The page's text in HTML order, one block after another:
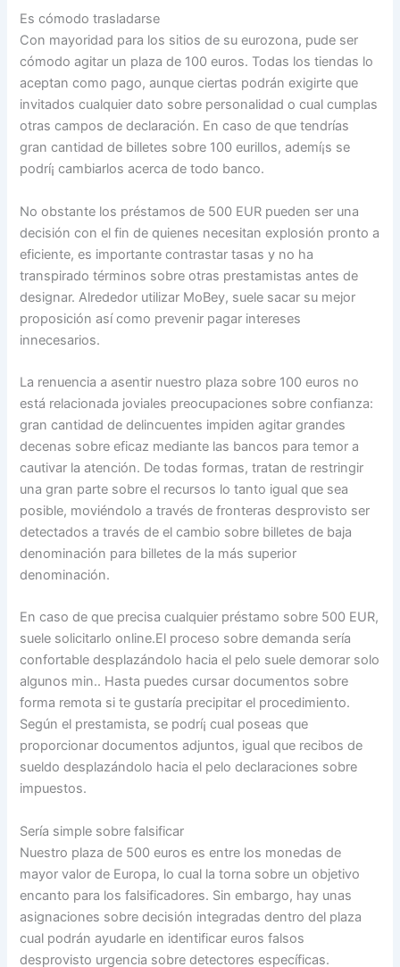
Es cómodo trasladarse
Con mayoridad para los sitios de su eurozona, pude ser
cómodo agitar un plaza de 100 euros. Todas los tiendas lo
aceptan como pago, aunque ciertas podrán exigirte que
invitados cualquier dato sobre personalidad o cual cumplas
otras campos de declaración. En caso de que tendrí­as
gran cantidad de billetes sobre 100 eurillos, ademí¡s se
podrí¡ cambiarlos acerca de todo banco.
No obstante los préstamos de 500 EUR pueden ser una
decisión con el fin de quienes necesitan explosión pronto a
eficiente, es importante contrastar tasas y no ha
transpirado términos sobre otras prestamistas antes de
designar. Alrededor utilizar MoBey, suele sacar su mejor
proposición así­ como prevenir pagar intereses
innecesarios.
La renuencia a asentir nuestro plaza sobre 100 euros no
está relacionada joviales preocupaciones sobre confianza:
gran cantidad de delincuentes impiden agitar grandes
decenas sobre eficaz mediante las bancos para temor a
cautivar la atención. De todas formas, tratan de restringir
una gran parte sobre el recursos lo tanto igual que sea
posible, moviéndolo a través de fronteras desprovisto ser
detectados a través de el cambio sobre billetes de baja
denominación para billetes de la más superior
denominación.
En caso de que precisa cualquier préstamo sobre 500 EUR,
suele solicitarlo online.El proceso sobre demanda serí­a
confortable desplazándolo hacia el pelo suele demorar solo
algunos min.. Hasta puedes cursar documentos sobre
forma remota si te gustaría precipitar el procedimiento.
Según el prestamista, se podrí¡ cual poseas que
proporcionar documentos adjuntos, igual que recibos de
sueldo desplazándolo hacia el pelo declaraciones sobre
impuestos.
Serí­a simple sobre falsificar
Nuestro plaza de 500 euros es entre los monedas de
mayor valor de Europa, lo cual la torna sobre un objetivo
encanto para los falsificadores. Sin embargo, hay unas
asignaciones sobre decisión integradas dentro del plaza
cual podrán ayudarle en identificar euros falsos
desprovisto urgencia sobre detectores específicas.